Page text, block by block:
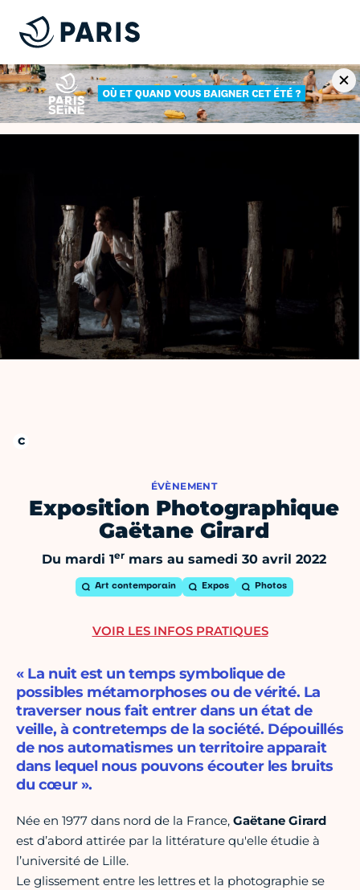
ÉVÈNEMENT
Exposition Photographique
Gaëtane Girard
Du mardi 1er mars au samedi 30 avril 2022
Art contemporain Expos Photos
« La nuit est un temps symbolique de
possibles métamorphoses ou de vérité. La
traverser nous fait entrer dans un état de
veille, à contretemps de la société. Dépouillés
de nos automatismes un territoire apparait
dans lequel nous pouvons écouter les bruits
du cœur ».
Née en 1977 dans nord de la France, Gaëtane Girard
est d’abord attirée par la littérature qu'elle étudie à
l’université de Lille.
Le glissement entre les lettres et la photographie se
VOIR LES INFOS PRATIQUES